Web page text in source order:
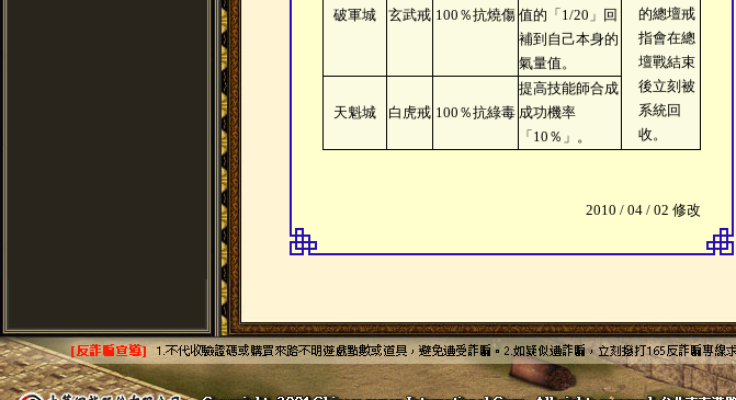
的總壇戒
指會在總
壇戰結束
後立刻被
系統回
收。
破軍城 玄武戒 100％抗燒傷 值的「1/20」回
補到自己本身的
氣量值。
天魁城 白虎戒 100％抗綠毒
提高技能師合成
成功機率
「10％」。
2010 / 04 / 02 修改